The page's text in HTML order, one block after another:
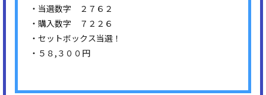
・当選数字 ２７６２
・購入数字 ７２２６
・セットボックス当選！
・５８,３００円